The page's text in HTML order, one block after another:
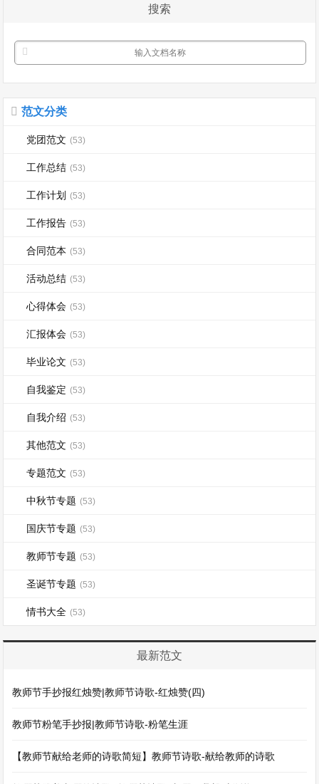
搜索
范文分类
党团范文 (53)
工作总结 (53)
工作计划 (53)
工作报告 (53)
合同范本 (53)
活动总结 (53)
心得体会 (53)
汇报体会 (53)
毕业论文 (53)
自我鉴定 (53)
自我介绍 (53)
其他范文 (53)
专题范文 (53)
中秋节专题 (53)
国庆节专题 (53)
教师节专题 (53)
圣诞节专题 (53)
情书大全 (53)
最新范文
教师节手抄报红烛赞|教师节诗歌-红烛赞(四)
教师节粉笔手抄报|教师节诗歌-粉笔生涯
【教师节献给老师的诗歌简短】教师节诗歌-献给教师的诗歌